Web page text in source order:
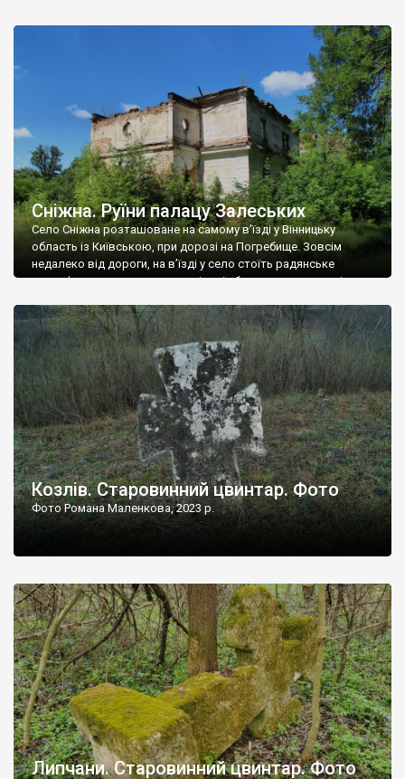
Наддністрянське відрізняється від більшості навколишніх
сіл. У селі є мурована Михайлівська церква. Точної дати […]
Сніжна. Руїни палацу Залеських
Село Сніжна розташоване на самому в’їзді у Вінницьку
область із Київською, при дорозі на Погребище. Зовсім
недалеко від дороги, на в’їзді у село стоїть радянське
рельєфне пано, яке показує жінку і яблуню, а трохи далі, десь
не видно, але видно дві стареньких колії у траві – […]
Козлів. Старовинний цвинтар. Фото
Фото Романа Маленкова, 2023 р.
Липчани. Старовинний цвинтар. Фото